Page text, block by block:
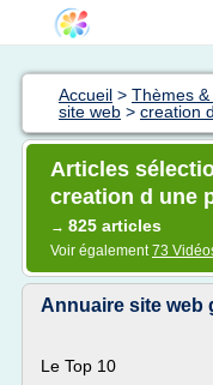
Accueil > Thèmes
site web > creation
Articles
creation d une
→ 825 articles
Voir également73
Annuaire site web
Le Top 10